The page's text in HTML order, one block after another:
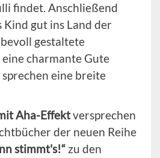
findet. Anschließend
Kind gut ins Land der
gestaltete
charmante Gute
eine breite
Aha-Effektversprechen
der neuen Reihe
stimmt's!“ zu den